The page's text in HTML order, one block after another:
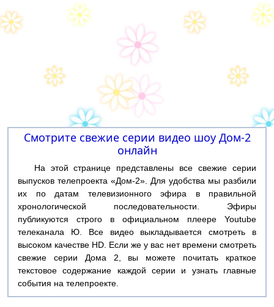
Смотрите свежие серии видео шоу Дом-2
онлайн
На этой странице представлены все свежие серии
выпусков телепроекта «Дом-2». Для удобства мы разбили
их по датам телевизионного эфира в правильной
хронологической последовательности. Эфиры
публикуются строго в официальном плеере Youtube
телеканала Ю. Все видео выкладывается смотреть в
высоком качестве HD. Если же у вас нет времени смотреть
свежие серии Дома 2, вы можете почитать краткое
текстовое содержание каждой серии и узнать главные
события на телепроекте.